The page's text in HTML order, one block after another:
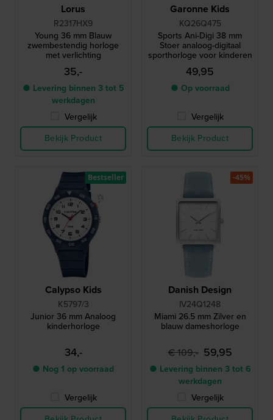
Lorus
R2317HX9
Young 36 mm Blauw
zwembestendig horloge
met verlichting
35,-
● Levering binnen 3 tot 5
werkdagen
Vergelijk
Bekijk Product
Garonne Kids
KQ26Q475
Sports Ani-Digi 38 mm
Stoer analoog-digitaal
sporthorloge voor kinderen
49,95
● Op voorraad
Vergelijk
Bekijk Product
Calypso Kids
K5797/3
Junior 36 mm Analoog
kinderhorloge
34,-
● Nog 1 op voorraad
Vergelijk
Bestseller
Danish Design
IV24Q1248
Miami 26.5 mm Zilver en
blauw dameshorloge
€ 109,- 59,95
● Levering binnen 3 tot 6
werkdagen
Vergelijk
-45%